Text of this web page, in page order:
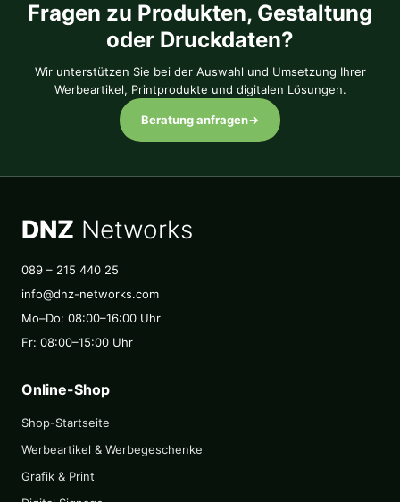
Fragen zu Produkten, Gestaltung
oder Druckdaten?
Wir unterstützen Sie bei der Auswahl und Umsetzung Ihrer
Werbeartikel, Printprodukte und digitalen Lösungen.
Beratung anfragen→
DNZ Networks
089 – 215 440 25
info@dnz-networks.com
Mo–Do: 08:00–16:00 Uhr
Fr: 08:00–15:00 Uhr
Online-Shop
Shop-Startseite
Werbeartikel & Werbegeschenke
Grafik & Print